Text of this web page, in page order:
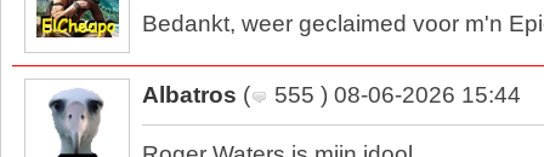
Bedankt, weer geclaimed voor m'n
Albatros ( 555 ) 08-06-2026 15:44